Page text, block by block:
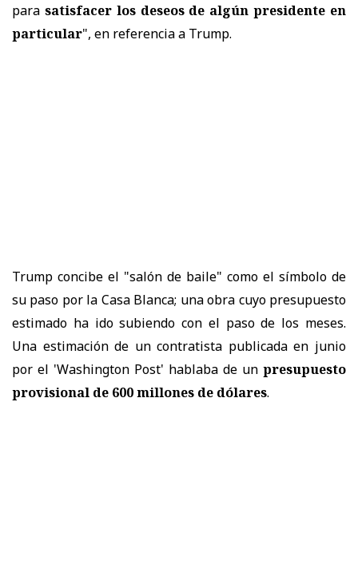
para satisfacer los deseos de algún presidente en
particular", en referencia a Trump.
Trump concibe el "salón de baile" como el símbolo de
su paso por la Casa Blanca; una obra cuyo presupuesto
estimado ha ido subiendo con el paso de los meses.
Una estimación de un contratista publicada en junio
por el 'Washington Post' hablaba de un presupuesto
provisional de 600 millones de dólares.